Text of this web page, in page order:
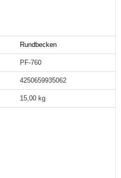
Rundbecken
PF-760
4250659935062
15,00 kg